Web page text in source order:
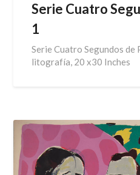
Serie Cuatro
1
Serie Cuatro Segundos de
litografía, 20 x30 Inches